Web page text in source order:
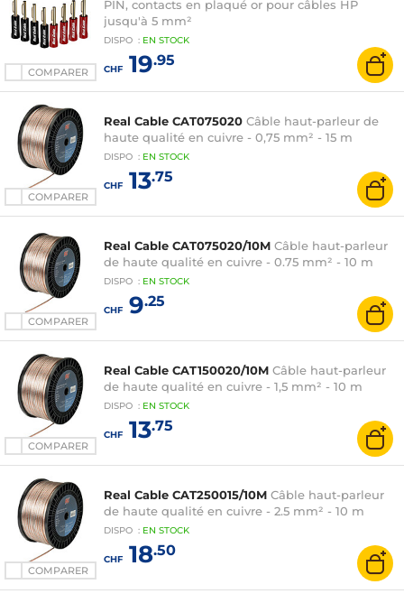
COMPARER
PIN, contacts en plaqué or pour câbles HP
jusqu'à 5 mm²
DISPO : EN STOCK
CHF19.95
COMPARER
Real Cable CAT075020 Câble haut-parleur de
haute qualité en cuivre - 0,75 mm² - 15 m
DISPO : EN STOCK
CHF13.75
COMPARER
Real Cable CAT075020/10M Câble haut-parleur
de haute qualité en cuivre - 0.75 mm² - 10 m
DISPO : EN STOCK
CHF9.25
COMPARER
Real Cable CAT150020/10M Câble haut-parleur
de haute qualité en cuivre - 1,5 mm² - 10 m
DISPO : EN STOCK
CHF13.75
COMPARER
Real Cable CAT250015/10M Câble haut-parleur
de haute qualité en cuivre - 2.5 mm² - 10 m
DISPO : EN STOCK
CHF18.50